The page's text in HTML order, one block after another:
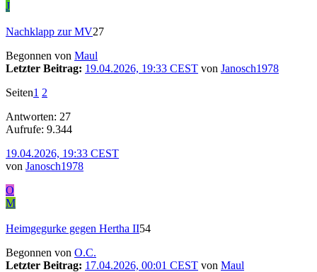
J
Nachklapp zur MV27
Begonnen von Maul
Letzter Beitrag: 19.04.2026, 19:33 CEST von Janosch1978
Seiten1 2
Antworten: 27
Aufrufe: 9.344
19.04.2026, 19:33 CEST
von Janosch1978
O
M
Heimgegurke gegen Hertha II54
Begonnen von O.C.
Letzter Beitrag: 17.04.2026, 00:01 CEST von Maul